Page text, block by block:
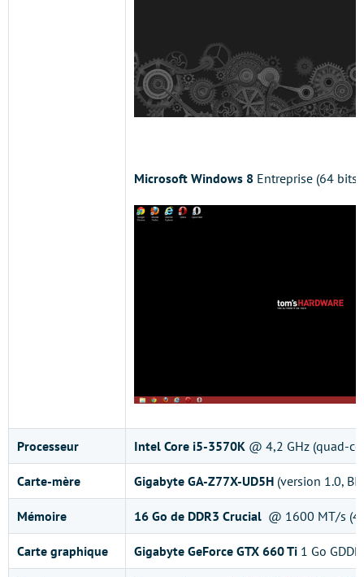
Microsoft Windows 8 Entreprise (64 bits)
Processeur Intel Core i5-3570K @ 4,2 GHz (quad-
Carte-mère Gigabyte GA-Z77X-UD5H (version 1.0,
Mémoire 16 Go de DDR3 Crucial @ 1600 MT/s (4
Carte graphique Gigabyte GeForce GTX 660 Ti 1 Go